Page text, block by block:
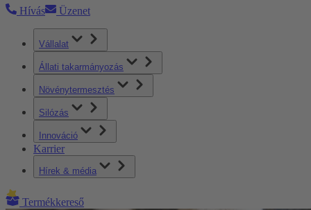
Hívás Üzenet
Vállalat
Állati takarmányozás
Növénytermesztés
Silózás
Innováció
Karrier
Hírek & média
Termékkereső